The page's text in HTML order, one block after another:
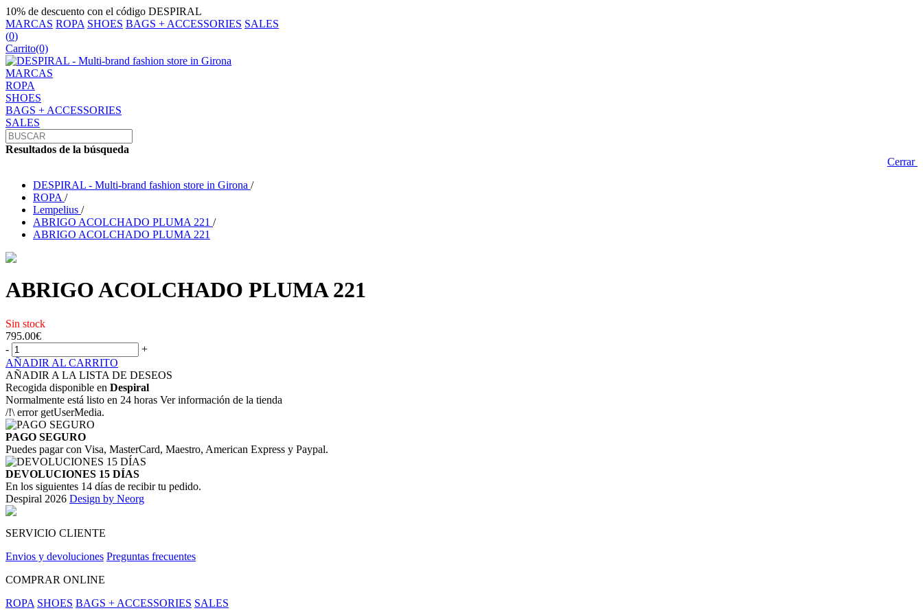
10% de descuento con el código DESPIRAL
MARCAS ROPA SHOES BAGS + ACCESSORIES SALES
(0)
Carrito(0)
MARCAS
ROPA
SHOES
BAGS + ACCESSORIES
SALES
Resultados de la búsqueda
Cerrar
DESPIRAL - Multi-brand fashion store in Girona /
ROPA /
Lempelius /
ABRIGO ACOLCHADO PLUMA 221 /
ABRIGO ACOLCHADO PLUMA 221
ABRIGO ACOLCHADO PLUMA 221
Sin stock
795.00€
-
+
AÑADIR AL CARRITO
AÑADIR A LA LISTA DE DESEOS
Recogida disponible en Despiral
Normalmente está listo en 24 horas Ver información de la tienda
/!\ error getUserMedia.
PAGO SEGURO
Puedes pagar con Visa, MasterCard, Maestro, American Express y Paypal.
DEVOLUCIONES 15 DÍAS
En los siguientes 14 días de recibir tu pedido.
Despiral 2026 Design by Neorg
SERVICIO CLIENTE
Envios y devoluciones Preguntas frecuentes
COMPRAR ONLINE
ROPA SHOES BAGS + ACCESSORIES SALES